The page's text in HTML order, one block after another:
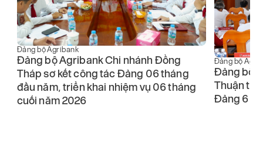
Đảng bộ Agribank
Đảng bộ Agribank Chi nhánh Bình
Thuận tổ chức Hội nghị sơ kết công tác
Đảng 6 tháng đầu năm 2026
Đảng bộ
Đảng bộ
khu vực
Đảng 6